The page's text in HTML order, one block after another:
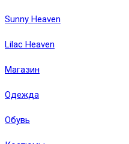
Sunny Heaven
Lilac Heaven
Магазин
Одежда
Обувь